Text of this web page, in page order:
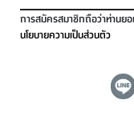
การสมัครสมาชิกถือว่าท่านย
นโยบายความเป็นส่วนตัว